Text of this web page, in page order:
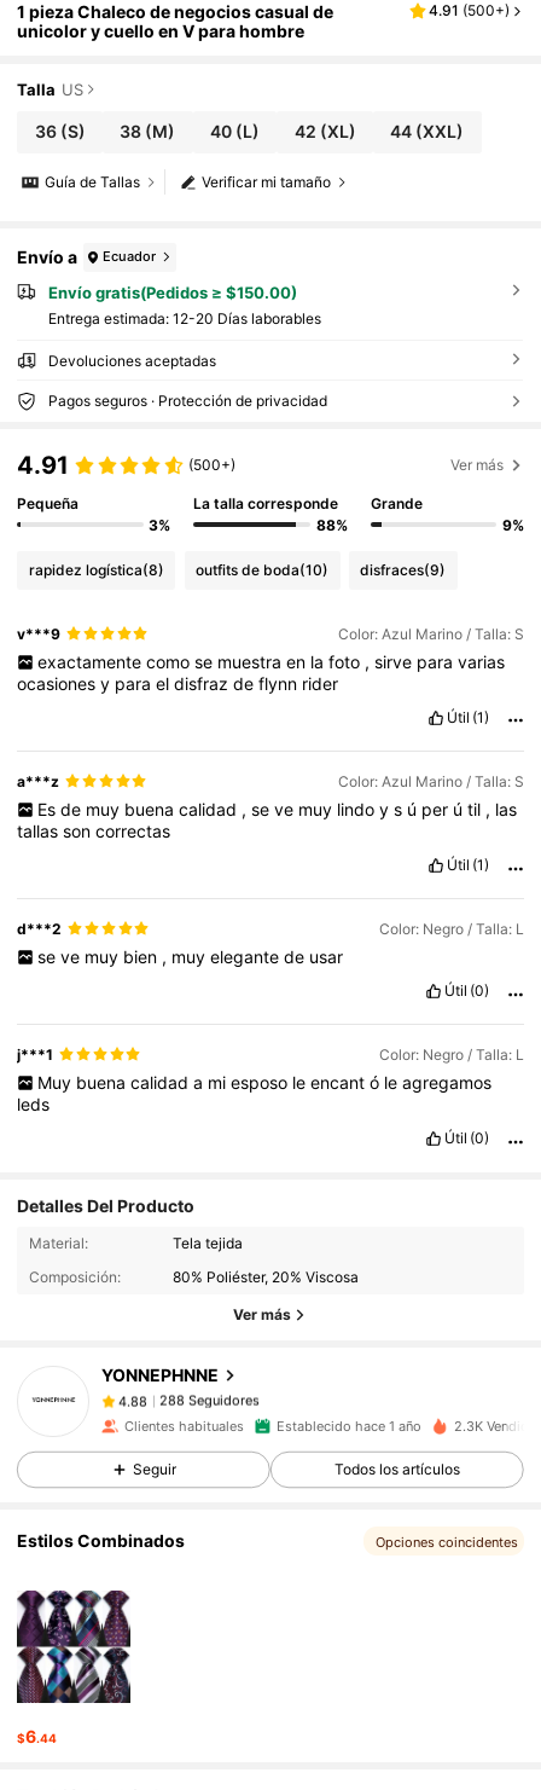
1 pieza Chaleco de negocios casual de
unicolor y cuello en V para hombre
4.91 (500+)
Talla US
36(S) 38 (M) 40(L) 42 (XL) 44 (XXL)
Verificar mi tamaño
Guía de Tallas
Envío a Ecuador
Envío gratis(Pedidos ≥ $150.00)
Entrega estimada: 12-20 Días laborables
Devoluciones aceptadas
Pagos seguros · Protección de privacidad
4.91 (500+) Ver más
Pequeña
3%
La talla corresponde
88%
Grande
9%
rapidez logística(8) outfits de boda(10) disfraces(9)
v***9 Color: Azul Marino / Talla: S
exactamente como se muestra en la foto , sirve para varias
ocasionesy paraeldisfrazdeflynn rider
Útil (1)
a***z Color: Azul Marino / Talla: S
Es de muy buena calidad , se ve muy lindo y s ú per ú til , las
tallassoncorrectas
Útil (1)
d***2 Color: Negro / Talla: L
se ve muy bien , muy elegante de usar
Útil (0)
j***1 Color: Negro / Talla: L
Muy buena calidad a mi esposo le encant ó le agregamos
leds
Útil (0)
Detalles Del Producto
Material:
Tela tejida
Composición:
80% Poliéster, 20% Viscosa
Ver más
YONNEPHNNE
4.88
288 Seguidores
5***2seguidoHace 1 día
4.88
288 Seguidores
4.88 288 Seguidores
4.88 288 Seguidores
4.88
4.88
Clientes habituales Establecido hace 1 año 2.3K
Seguir Todos los artículos
Estilos Combinados Opciones coincidentes
$6.44